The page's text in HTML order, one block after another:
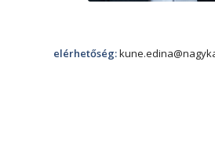
elérhetőség: